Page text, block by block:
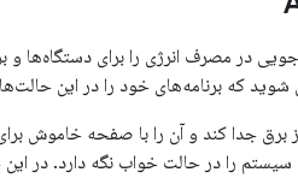
در مصرف انرژی را برای دستگاه‌ها و
شوید که برنامه‌های خود را در این
برق جدا کند و آن را با صفحه خاموش
را در حالت خواب نگه دارد. در این